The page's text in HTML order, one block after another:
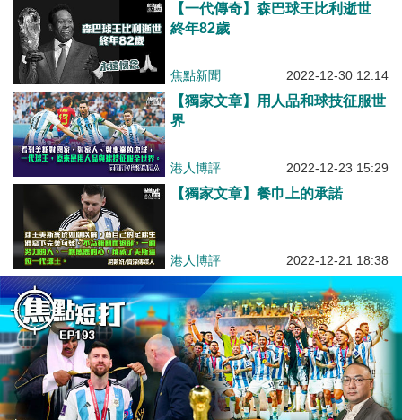
【一代傳奇】森巴球王比利逝世
終年82歲
焦點新聞 2022-12-30 12:14
【獨家文章】用人品和球技征服世
界
港人博評 2022-12-23 15:29
【獨家文章】餐巾上的承諾
港人博評 2022-12-21 18:38